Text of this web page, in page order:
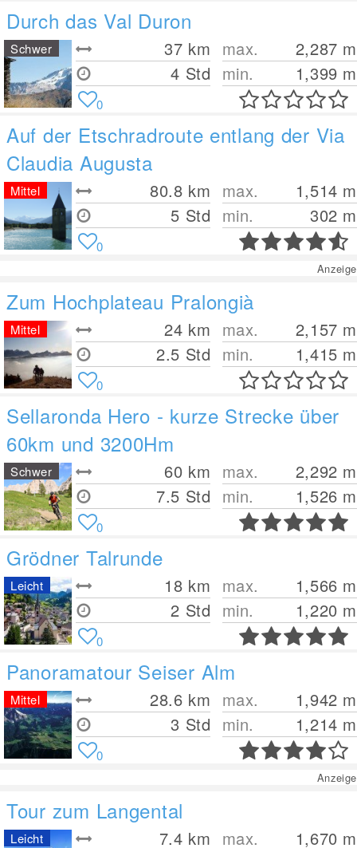
Durch das Val Duron
37 km
4 Std
max. 2,287 m
min.
1,399 m
Schwer
0
Auf der Etschradroute entlang der Via
Claudia Augusta
80.8 km
5 Std
max. 1,514 m
min.
302 m
Mittel
0
Anzeige
Zum Hochplateau Pralongià
24 km
2.5 Std
max. 2,157 m
min.
1,415 m
Mittel
0
Sellaronda Hero - kurze Strecke über
60km und 3200Hm
60 km
7.5 Std
max. 2,292 m
min.
1,526 m
Schwer
0
Grödner Talrunde
18 km
2 Std
max. 1,566 m
min.
1,220 m
Leicht
0
Panoramatour Seiser Alm
28.6 km
3 Std
max. 1,942 m
min.
1,214 m
Mittel
0
Anzeige
Tour zum Langental
7.4 km max. 1,670 m
Leicht